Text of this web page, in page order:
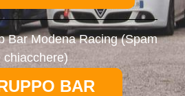
Bar Modena Racing (Spam
chiacchere)
BAR